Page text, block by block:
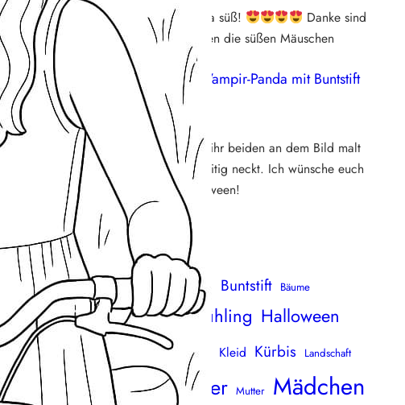
Aaaaaw die sind ja süß!
Danke sind
direkt runtergeladen die süßen Mäuschen
Susizu
Video: Vampir-Panda mit Buntstift
ausmalen
29. Oktober 2025
Wirklich süß, wie ihr beiden an dem Bild malt
und euch gegenseitig neckt. Ich wünsche euch
ein schönes Halloween!
Suchen & finden
Bambus Baum Blumen Blüten Buntstift Bäume
Eichhörnchen Familie Filzstift Frühling Halloween
Hase Haus Herz Katze Kind Kleid Kürbis Landschaft
Mandala Marker Maus Meer Mutter Mädchen